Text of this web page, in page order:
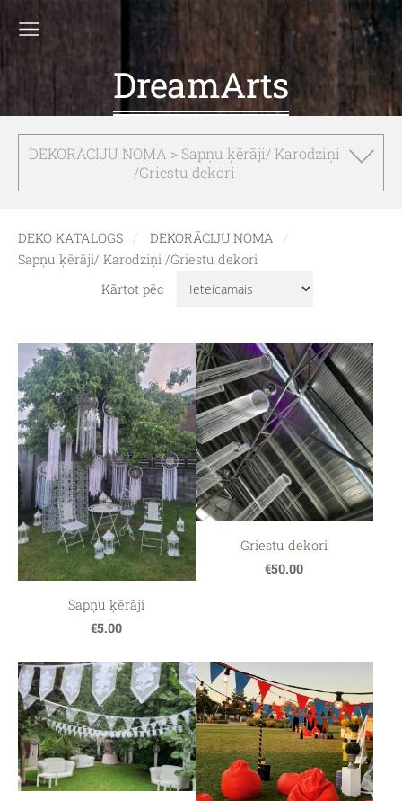
DreamArts
DEKORĀCIJU NOMA > Sapņu ķērāji/ Karodziņi
/Griestu dekori
DEKO KATALOGS
DEKORĀCIJU NOMA
Sapņu ķērāji/ Karodziņi /Griestu dekori
Kārtot pēc
Sapņu ķērāji
€5.00
Griestu dekori
€50.00